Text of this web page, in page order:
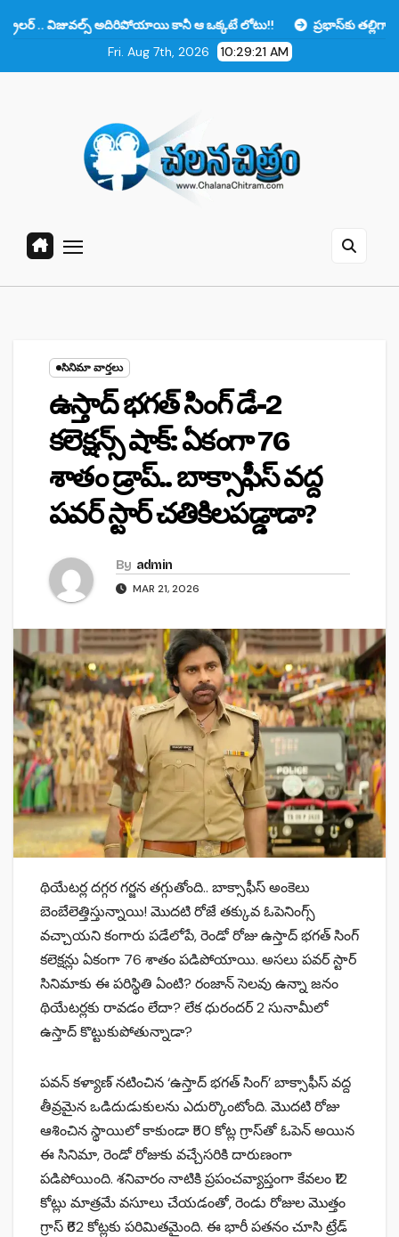
to
అదిరిపోయాయి కానీ ఆ ఒక్కటే లోటు!!
ప్రభాస్‌కు తల్లిగా నటించాలా? షాకింగ్
Fri. Aug 7th, 2026
10:29:22 AM
సినిమా వార్తలు
ఉస్తాద్ భగత్ సింగ్ డే-2
కలెక్షన్స్ షాక్: ఏకంగా 76
శాతం డ్రాప్.. బాక్సాఫీస్ వద్ద
పవర్ స్టార్ చతికిలపడ్డాడా?
By admin
MAR 21, 2026
థియేటర్ల దగ్గర గర్జన తగ్గుతోంది.. బాక్సాఫీస్ అంకెలు
బెంబేలెత్తిస్తున్నాయి! మొదటి రోజే తక్కువ ఓపెనింగ్స్
వచ్చాయని కంగారు పడేలోపే, రెండో రోజు ఉస్తాద్ భగత్ సింగ్
కలెక్షన్లు ఏకంగా 76 శాతం పడిపోయాయి. అసలు పవర్ స్టార్
సినిమాకు ఈ పరిస్థితి ఏంటి? రంజాన్ సెలవు ఉన్నా జనం
థియేటర్లకు రావడం లేదా? లేక ధురందర్ 2 సునామీలో
ఉస్తాద్ కొట్టుకుపోతున్నాడా?
పవన్ కళ్యాణ్ నటించిన ‘ఉస్తాద్ భగత్ సింగ్’ బాక్సాఫీస్ వద్ద
తీవ్రమైన ఒడిదుడుకులను ఎదుర్కొంటోంది. మొదటి రోజు
ఆశించిన స్థాయిలో కాకుండా ₹50 కోట్ల గ్రాస్‌తో ఓపెన్ అయిన
ఈ సినిమా, రెండో రోజుకు వచ్చేసరికి దారుణంగా
పడిపోయింది. శనివారం నాటికి ప్రపంచవ్యాప్తంగా కేవలం ₹12
కోట్లు మాత్రమే వసూలు చేయడంతో, రెండు రోజుల మొత్తం
గ్రాస్ ₹62 కోట్లకు పరిమితమైంది. ఈ భారీ పతనం చూసి ట్రేడ్